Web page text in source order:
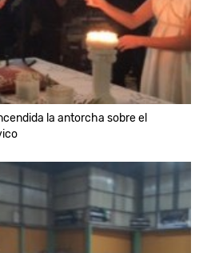
la antorcha sobre el